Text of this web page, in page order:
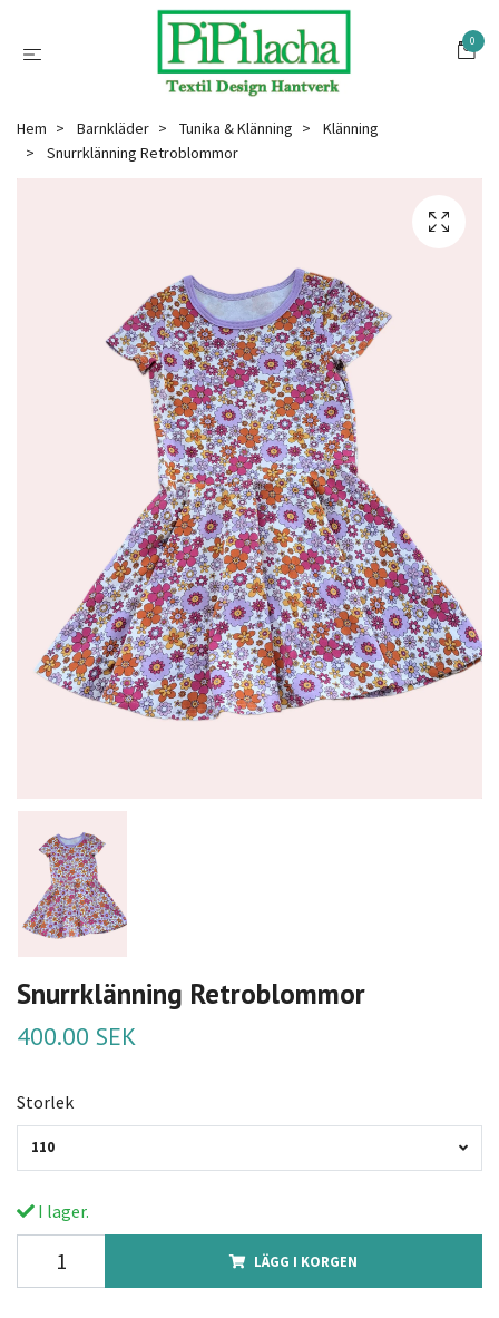
0
Hem Barnkläder Tunika & Klänning
Klänning
Snurrklänning Retroblommor
Snurrklänning Retroblommor
400.00 SEK
Storlek
110
I lager.
LÄGG I KORGEN